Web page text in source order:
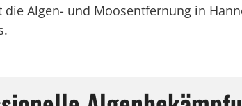
die Algen- und Moosentfernung in